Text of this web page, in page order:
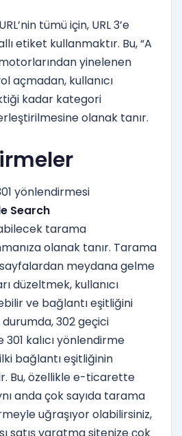
tümü için, URL 3’e
etiket kullanmaktır. Bu, “A
yinelenen
açmadan, kullanıcı
kadar kategori
olanak tanır.
yönlendirmesi
Search
tarama
olanak tanır. Tarama
sayfalardan meydana gelme
düzeltmek, kullanıcı
ve bağlantı eşitliğini
302 geçici
kalıcı yönlendirme
bağlantı eşitliğinin
Bu, özellikle e-ticarette
anda çok sayıda tarama
uğraşıyor olabilirsiniz,